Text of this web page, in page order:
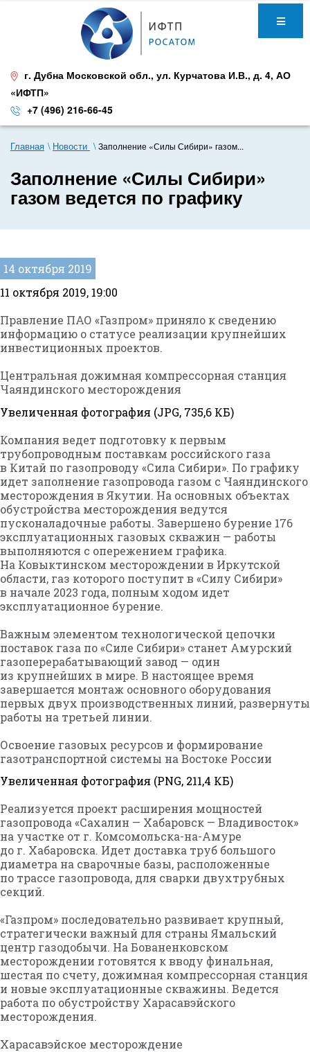
г. Дубна Московской обл., ул. Курчатова И.В., д. 4, АО
«ИФТП»
+7 (496) 216-66-45
Главная Новости Заполнение «Силы Сибири» газом...
Заполнение «Силы Сибири»
газом ведется по графику
14 октября 2019
11 октября 2019, 19:00
Правление ПАО «Газпром» приняло к сведению
информацию о статусе реализации крупнейших
инвестиционных проектов.
Центральная дожимная компрессорная станция
Чаяндинского месторождения
Увеличенная фотография (JPG, 735,6 КБ)
Компания ведет подготовку к первым
трубопроводным поставкам российского газа
в Китай по газопроводу «Сила Сибири». По графику
идет заполнение газопровода газом с Чаяндинского
месторождения в Якутии. На основных объектах
обустройства месторождения ведутся
пусконаладочные работы. Завершено бурение 176
эксплуатационных газовых скважин — работы
выполняются с опережением графика.
На Ковыктинском месторождении в Иркутской
области, газ которого поступит в «Силу Сибири»
в начале 2023 года, полным ходом идет
эксплуатационное бурение.
Важным элементом технологической цепочки
поставок газа по «Силе Сибири» станет Амурский
газоперерабатывающий завод — один
из крупнейших в мире. В настоящее время
завершается монтаж основного оборудования
первых двух производственных линий, развернуты
работы на третьей линии.
Освоение газовых ресурсов и формирование
газотранспортной системы на Востоке России
Увеличенная фотография (PNG, 211,4 КБ)
Реализуется проект расширения мощностей
газопровода «Сахалин — Хабаровск — Владивосток»
на участке от г. Комсомольска-на-Амуре
до г. Хабаровска. Идет доставка труб большого
диаметра на сварочные базы, расположенные
по трассе газопровода, для сварки двухтрубных
секций.
«Газпром» последовательно развивает крупный,
стратегически важный для страны Ямальский
центр газодобычи. На Бованенковском
месторождении готовятся к вводу финальная,
шестая по счету, дожимная компрессорная станция
и новые эксплуатационные скважины. Ведется
работа по обустройству Харасавэйского
месторождения.
Харасавэйское месторождение